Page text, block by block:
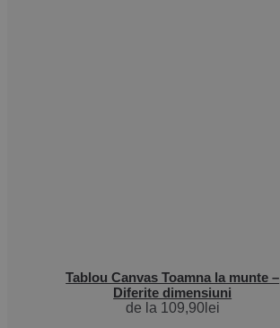
Tablou Canvas Toamna la munte –
Diferite dimensiuni
de la 109,90 lei